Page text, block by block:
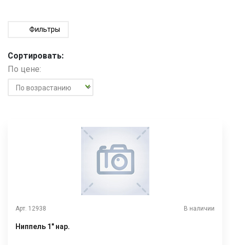
Фильтры
Сортировать:
По цене:
Арт. 12938 В наличии
Ниппель 1" нар.